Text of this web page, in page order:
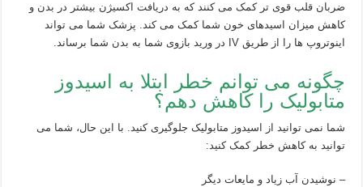
ضربان قلب قوی تر کمک می کنند که به دریافت اکسیژن بیشتر در بدن و
کاهش میزان اسیدهای خون شما کمک می کند. پزشک شما می تواند
اینوتروپ ها را از طریق IV در ورید بازوی شما به بدن شما برساند.
چگونه می توانم خطر ابتلا به اسیدوز
متابولیک را کاهش دهم؟
شما نمی توانید از اسیدوز متابولیک جلوگیری کنید. با این حال، شما می
توانید به کاهش خطر کمک کنید:
– نوشیدن آب زیاد و مایعات دیگر